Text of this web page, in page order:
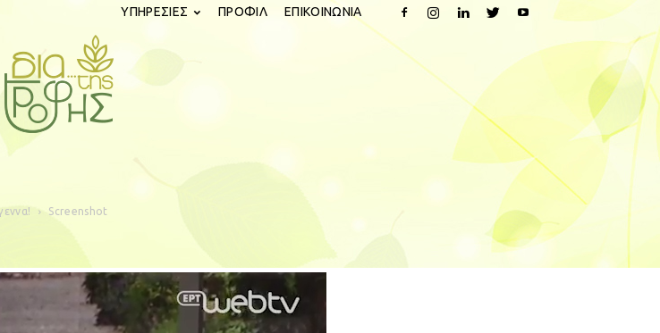
ΥΠΗΡΕΣΙΕΣ ΠΡΟΦΙΛ ΕΠΙΚΟΙΝΩΝΙΑ
Screenshot